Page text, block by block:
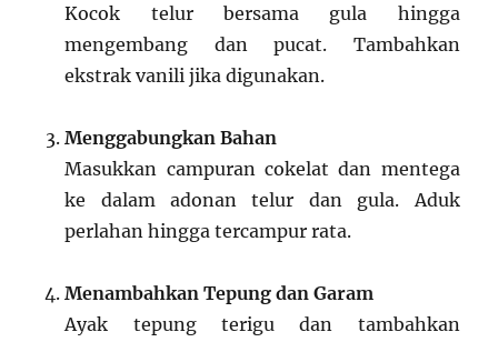
Kocok telur bersama gula hingga
mengembang dan pucat. Tambahkan
ekstrak vanili jika digunakan.
Menggabungkan Bahan
Masukkan campuran cokelat dan mentega
ke dalam adonan telur dan gula. Aduk
perlahan hingga tercampur rata.
Menambahkan Tepung dan Garam
Ayak tepung terigu dan tambahkan